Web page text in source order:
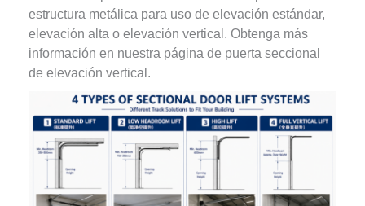
estructura metálica para uso de elevación estándar,
elevación alta o elevación vertical. Obtenga más
información en nuestra página de puerta seccional
de elevación vertical.